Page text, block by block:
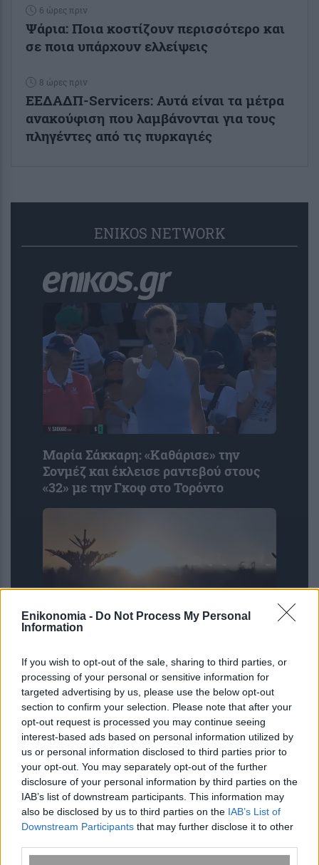
Enikonomia - Do Not Process My Personal
Information
If you wish to opt-out of the sale, sharing to third parties, or
processing of your personal or sensitive information for
targeted advertising by us, please use the below opt-out
section to confirm your selection. Please note that after your
opt-out request is processed you may continue seeing
interest-based ads based on personal information utilized by
us or personal information disclosed to third parties prior to
your opt-out. You may separately opt-out of the further
disclosure of your personal information by third parties on the
IAB’s list of downstream participants. This information may
also be disclosed by us to third parties on the IAB’s List of
Downstream Participants that may further disclose it to other
6 ώρες πριν
Ψάρια: Ποια κοστίζουν περισσότερο και
σε ποια υπάρχουν ελλείψεις
8 ώρες πριν
ΕΕΔΑΔΠ-Servicers: Αυτά είναι τα μέτρα
ανακούφιση που λαμβάνονται για τους
πληγέντες από τις πυρκαγιές
ENIKOS NETWORK
Μαρία Σάκκαρη: «Kαθάρισε» την
Σονμέζ και έκλεισε ραντεβού στους
«32» με την Γκοφ στο Τορόντο
Άρτα: Πυρκαγιά σε υποσταθμό της
ΔΕΗ – Ορατές από 30 χιλιόμετρα οι
λάμψεις